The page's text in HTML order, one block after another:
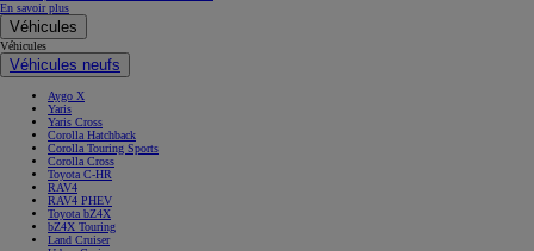
En savoir plus
Véhicules
Véhicules
Véhicules neufs
Aygo X
Yaris
Yaris Cross
Corolla Hatchback
Corolla Touring Sports
Corolla Cross
Toyota C-HR
RAV4
RAV4 PHEV
Toyota bZ4X
bZ4X Touring
Land Cruiser